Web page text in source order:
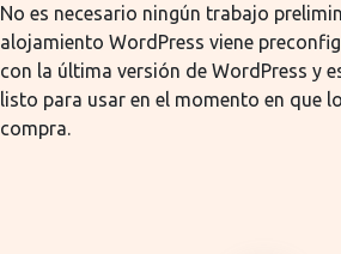
No es necesario ningún trabajo
alojamiento WordPress viene
con la última versión de WordPress y
listo para usar en el momento en que lo
compra.